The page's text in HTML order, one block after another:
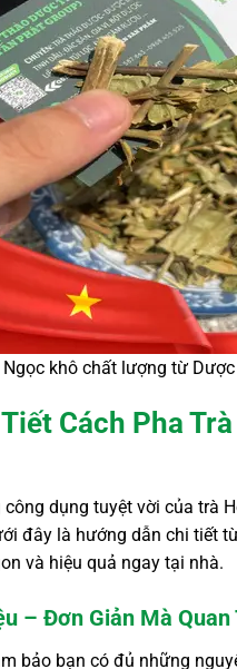
Ngọc khô chất lượng từ
Cách Pha
dụng tuyệt vời của trà
đây là hướng dẫn chi tiết
và hiệu quả ngay tại nhà.
– Đơn Giản Mà Quan
bảo bạn có đủ những